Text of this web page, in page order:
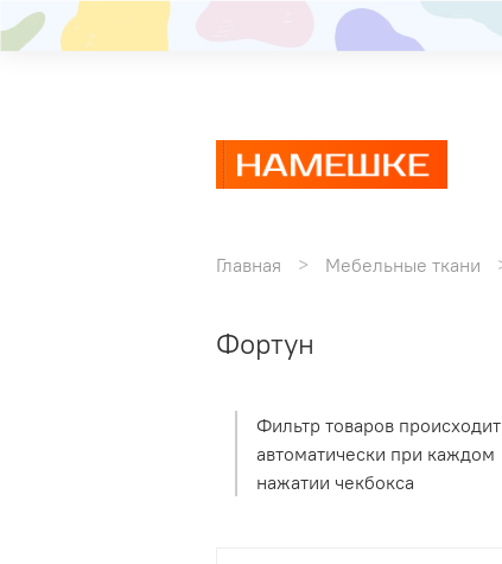
Главная Мебельные ткани
Фортун
Фильтр товаров происходит
автоматически при каждом
нажатии чекбокса